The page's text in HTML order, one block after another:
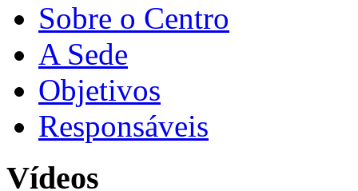
Sobre o Centro
A Sede
Objetivos
Responsáveis
Vídeos